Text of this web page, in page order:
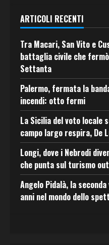
ARTICOLI RECENTI
Tra Macari, San Vito e
battaglia civile che
Settanta
Palermo, fermata la
incendi: otto fermi
La Sicilia del voto
campo largo respira, De
Longi, dove i Nebrodi
che punta sul turismo
Angelo Pidalà, la
anni nel mondo dello